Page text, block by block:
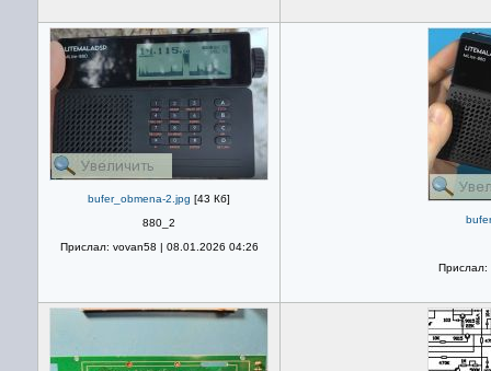
bufer_obmena-2.jpg [43 Кб]
880_2
Прислал: vovan58 | 08.01.2026 04:26
Прислал: